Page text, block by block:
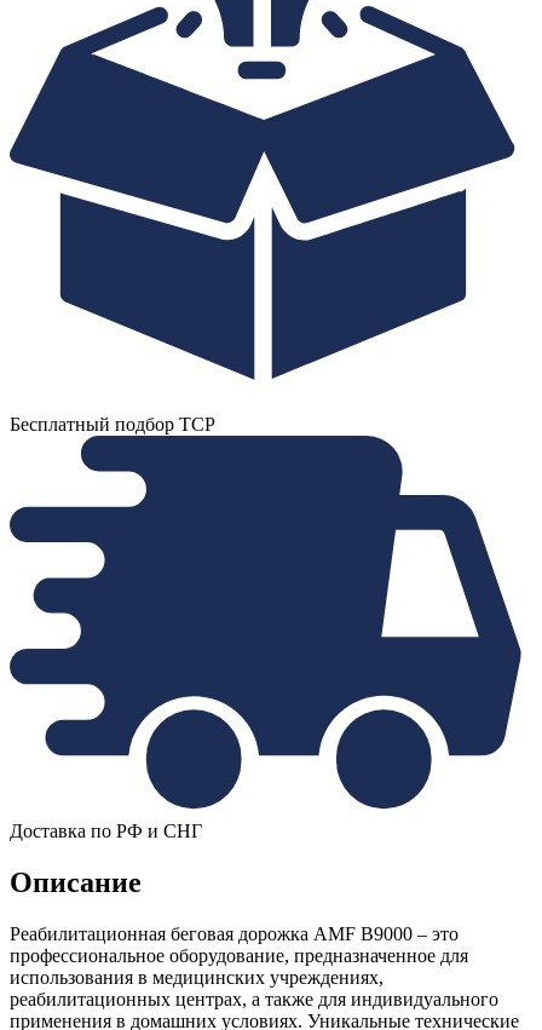
Бесплатный подбор ТСР
Доставка по РФ и СНГ
Описание
Реабилитационная беговая дорожка AMF B9000 – это
профессиональное оборудование, предназначенное для
использования в медицинских учреждениях,
реабилитационных центрах, а также для индивидуального
применения в домашних условиях. Уникальные технические